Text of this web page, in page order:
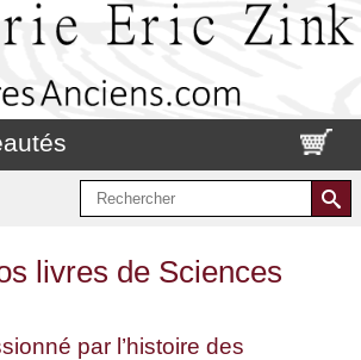
livres de Sciences
par l’histoire des